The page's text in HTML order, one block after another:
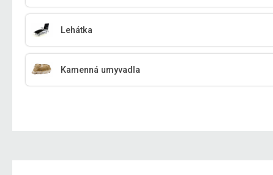
Lehátka
Kamenná umyvadla